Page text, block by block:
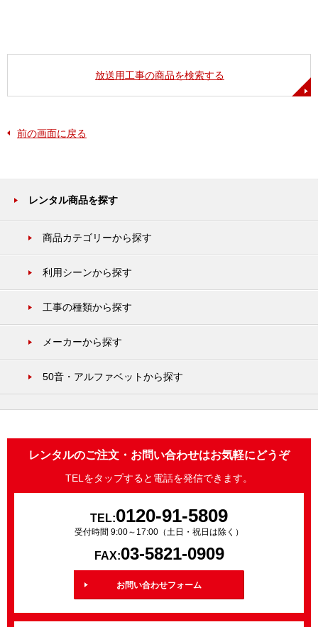
放送用工事の商品を検索する
前の画面に戻る
レンタル商品を探す
商品カテゴリーから探す
利用シーンから探す
工事の種類から探す
メーカーから探す
50音・アルファベットから探す
レンタルのご注文・お問い合わせはお気軽にどうぞ
TELをタップすると電話を発信できます。
TEL:0120-91-5809
受付時間 9:00～17:00（土日・祝日は除く）
FAX:03-5821-0909
お問い合わせフォーム